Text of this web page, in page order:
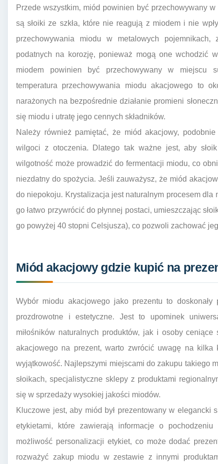
Przede wszystkim, miód powinien być przechowywany
są słoiki ze szkła, które nie reagują z miodem i nie
przechowywania miodu w metalowych pojemnikach,
podatnych na korozję, ponieważ mogą one wchodzić
miodem powinien być przechowywany w miejscu
temperatura przechowywania miodu akacjowego to
narażonych na bezpośrednie działanie promieni
się miodu i utratę jego cennych składników.
Należy również pamiętać, że miód akacjowy,
wilgoci z otoczenia. Dlatego tak ważne jest, aby
wilgotność może prowadzić do fermentacji miodu, co
niezdatny do spożycia. Jeśli zauważysz, że miód
do niepokoju. Krystalizacja jest naturalnym procesem
go łatwo przywrócić do płynnej postaci, umieszczając
go powyżej 40 stopni Celsjusza), co pozwoli zachować
Miód akacjowy gdzie kupić na
Wybór miodu akacjowego jako prezentu to doskonały
prozdrowotne i estetyczne. Jest to upominek
miłośników naturalnych produktów, jak i osoby
akacjowego na prezent, warto zwrócić uwagę na kilka
wyjątkowość. Najlepszymi miejscami do zakupu takiego
słoikach, specjalistyczne sklepy z produktami
się w sprzedaży wysokiej jakości miodów.
Kluczowe jest, aby miód był prezentowany w elegancki
etykietami, które zawierają informacje o
możliwość personalizacji etykiet, co może dodać
rozważyć zakup miodu w zestawie z innymi